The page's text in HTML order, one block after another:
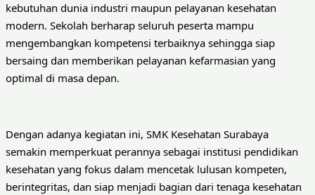
kebutuhan dunia industri maupun pelayanan kesehatan
modern. Sekolah berharap seluruh peserta mampu
mengembangkan kompetensi terbaiknya sehingga siap
bersaing dan memberikan pelayanan kefarmasian yang
optimal di masa depan.
Dengan adanya kegiatan ini, SMK Kesehatan Surabaya
semakin memperkuat perannya sebagai institusi pendidikan
kesehatan yang fokus dalam mencetak lulusan kompeten,
berintegritas, dan siap menjadi bagian dari tenaga kesehatan